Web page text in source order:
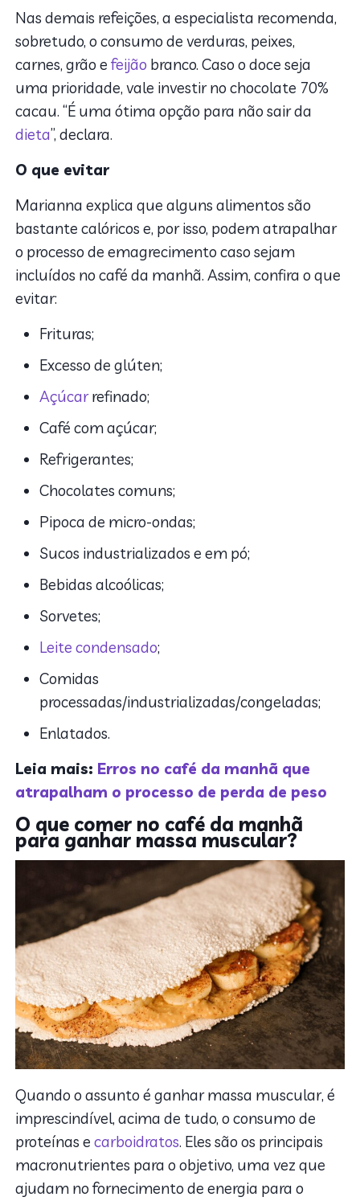
Nas demais refeições, a especialista recomenda,
sobretudo, o consumo de verduras, peixes,
carnes, grão efeijão branco. Caso o doce seja
uma prioridade, vale investir no chocolate 70%
cacau. “É uma ótima opção para não sair da
dieta”, declara.
O que evitar
Marianna explica que alguns alimentos são
bastante calóricos e, por isso, podem atrapalhar
o processo de emagrecimento caso sejam
incluídos no café da manhã. Assim, confira o que
evitar:
Frituras;
Excesso de glúten;
Açúcarrefinado;
Café com açúcar;
Refrigerantes;
Chocolates comuns;
Pipoca de micro-ondas;
Sucos industrializados e em pó;
Bebidas alcoólicas;
Sorvetes;
Leite condensado;
Comidas
processadas/industrializadas/congeladas;
Enlatados.
Leia mais: Erros no café da manhã que
atrapalham o processo de perda de peso
O que comer no café da manhã
para ganhar massa muscular?
Quando o assunto é ganhar massa muscular, é
imprescindível, acima de tudo, o consumo de
proteínas ecarboidratos. Eles são os principais
macronutrientes para o objetivo, uma vez que
ajudam no fornecimento de energia para o